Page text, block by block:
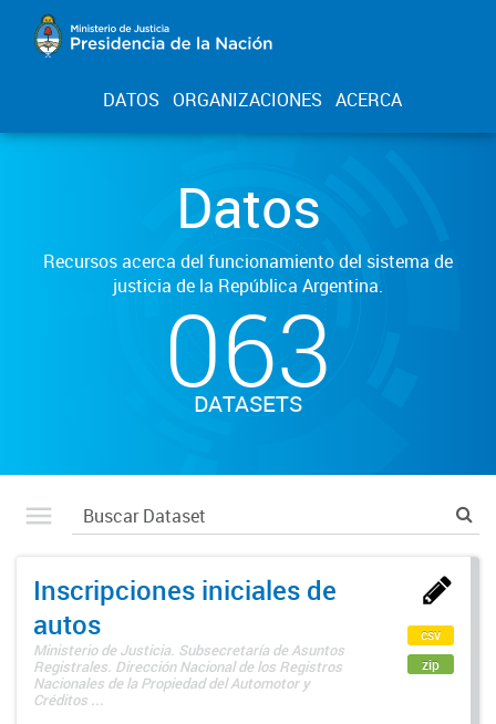
DATOS ORGANIZACIONES ACERCA
Datos
Recursos acerca del funcionamiento del sistema de
justicia de la República Argentina.
063
DATASETS
Inscripciones iniciales de
autos
Ministerio de Justicia. Subsecretaría de Asuntos
Registrales. Dirección Nacional de los Registros
Nacionales de la Propiedad del Automotor y
Créditos ...
csv
zip